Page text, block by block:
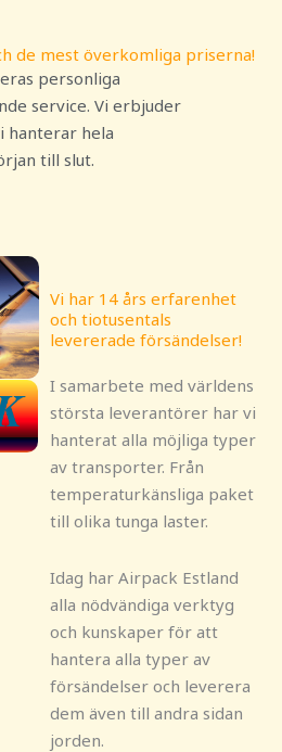
de mest överkomliga priserna!
personliga
service. Vi erbjuder
hanterar hela
till slut.
Vi har 14 års erfarenhet
och tiotusentals
levererade försändelser!
I samarbete med världens
största leverantörer har vi
hanterat alla möjliga typer
av transporter. Från
temperaturkänsliga paket
till olika tunga laster.
Idag har Airpack Estland
alla nödvändiga verktyg
och kunskaper för att
hantera alla typer av
försändelser och leverera
dem även till andra sidan
jorden.